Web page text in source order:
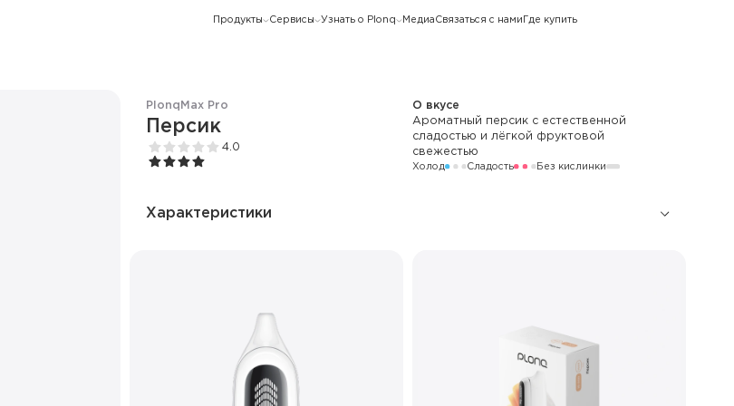
Продукты Сервисы Узнать о Plonq Медиа Связаться с нами Где купить
Plonq Max Pro
Персик
4.0
О вкусе
Ароматный персик с естественной
сладостью и лёгкой фруктовой
свежестью
Холод Сладость Без кислинки
Характеристики
Стандартный / Буст